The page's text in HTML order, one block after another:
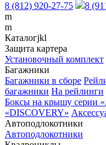
8 (812) 920-27-75
8
m
m
Каталогjkl
Защита картера
Установочный комплект
Багажники
Багажники в сборе
багажники На рейлинги
Боксы на крышу серии
«DISCOVERY»
Автоподлокотники
Автоподлокотники